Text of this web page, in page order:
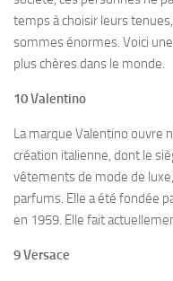
temps à choisir leurs
sommes énormes. Voici
plus chères dans le monde.
10 Valentino
La marque Valentino ouvre
création italienne, dont le
vêtements de mode de
parfums. Elle a été fondée
en 1959. Elle fait
9 Versace